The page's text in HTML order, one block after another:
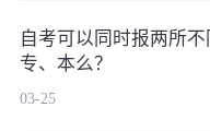
自考可以同时报两所
专、本么？
03-25